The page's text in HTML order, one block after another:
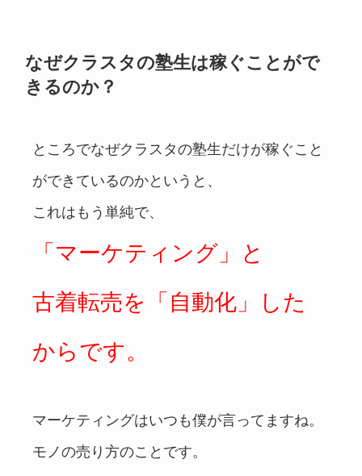
なぜクラスタの塾生は稼ぐことがで
きるのか？
ところでなぜクラスタの塾生だけが稼ぐこと
ができているのかというと、
これはもう単純で、
「マーケティング」と
古着転売を「自動化」した
からです。
マーケティングはいつも僕が言ってますね。
モノの売り方のことです。